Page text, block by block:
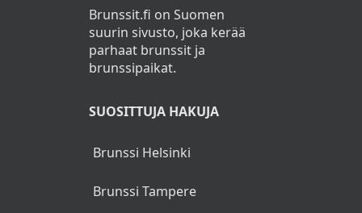
Brunssit.fi on Suomen
suurin sivusto, joka kerää
parhaat brunssit ja
brunssipaikat.
SUOSITTUJA HAKUJA
Brunssi Helsinki
Brunssi Tampere